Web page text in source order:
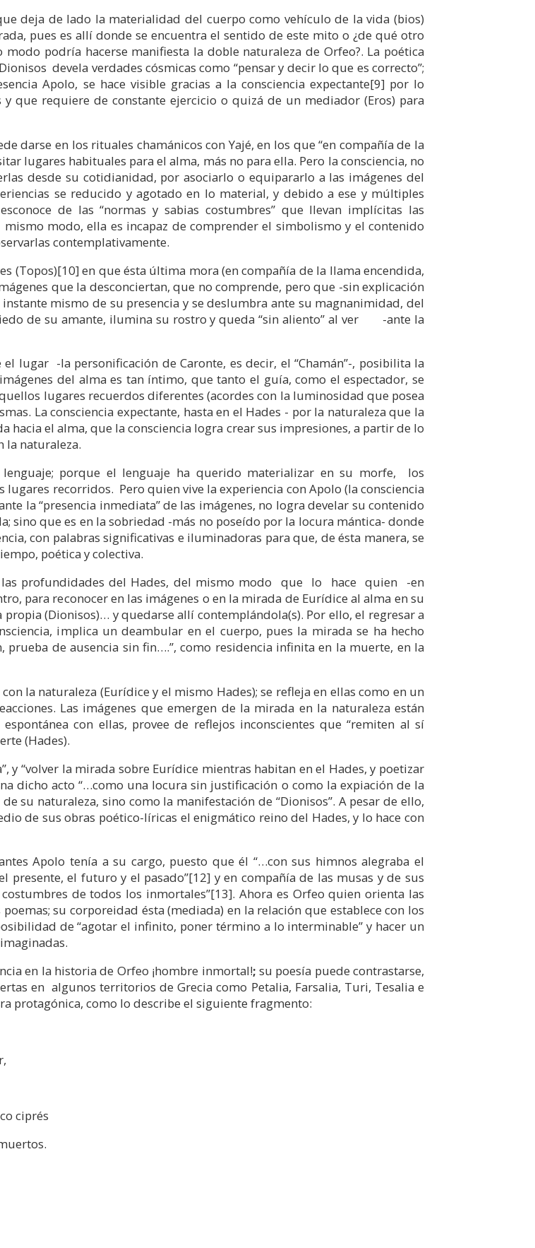
deja de lado la materialidad del cuerpo como vehículo de la vida (bios)
pues es allí donde se encuentra el sentido de este mito o ¿de qué otro
podría hacerse manifiesta la doble naturaleza de Orfeo?. La poética
devela verdades cósmicas como “pensar y decir lo que es correcto”;
Apolo, se hace visible gracias a la consciencia expectante[9] por lo
que requiere de constante ejercicio o quizá de un mediador (Eros) para
darse en los rituales chamánicos con Yajé, en los que “en compañía de la
lugares habituales para el alma, más no para ella. Pero la consciencia, no
desde su cotidianidad, por asociarlo o equipararlo a las imágenes del
se reducido y agotado en lo material, y debido a ese y múltiples
de las “normas y sabias costumbres” que llevan implícitas las
modo, ella es incapaz de comprender el simbolismo y el contenido
contemplativamente.
(Topos)[10] en que ésta última mora (en compañía de la llama encendida,
que la desconciertan, que no comprende, pero que -sin explicación
mismo de su presencia y se deslumbra ante su magnanimidad, del
de su amante, ilumina su rostro y queda “sin aliento” al ver -ante la
lugar -la personificación de Caronte, es decir, el “Chamán”-, posibilita la
del alma es tan íntimo, que tanto el guía, como el espectador, se
lugares recuerdos diferentes (acordes con la luminosidad que posea
La consciencia expectante, hasta en el Hades - por la naturaleza que la
hacia el alma, que la consciencia logra crear sus impresiones, a partir de lo
la naturaleza.
lenguaje; porque el lenguaje ha querido materializar en su morfe, los
recorridos. Pero quien vive la experiencia con Apolo (la consciencia
la “presencia inmediata” de las imágenes, no logra develar su contenido
sino que es en la sobriedad -más no poseído por la locura mántica- donde
con palabras significativas e iluminadoras para que, de ésta manera, se
poética y colectiva.
las profundidades del Hades, del mismo modo que lo hace quien -en
para reconocer en las imágenes o en la mirada de Eurídice al alma en su
(Dionisos)… y quedarse allí contemplándola(s). Por ello, el regresar a
implica un deambular en el cuerpo, pues la mirada se ha hecho
de ausencia sin fin….”, como residencia infinita en la muerte, en la
la naturaleza (Eurídice y el mismo Hades); se refleja en ellas como en un
Las imágenes que emergen de la mirada en la naturaleza están
con ellas, provee de reflejos inconscientes que “remiten al sí
(Hades).
y “volver la mirada sobre Eurídice mientras habitan en el Hades, y poetizar
dicho acto “…como una locura sin justificación o como la expiación de la
su naturaleza, sino como la manifestación de “Dionisos”. A pesar de ello,
de sus obras poético-líricas el enigmático reino del Hades, y lo hace con
Apolo tenía a su cargo, puesto que él “…con sus himnos alegraba el
presente, el futuro y el pasado”[12] y en compañía de las musas y de sus
de todos los inmortales”[13]. Ahora es Orfeo quien orienta las
su corporeidad ésta (mediada) en la relación que establece con los
de “agotar el infinito, poner término a lo interminable” y hacer un
e imaginadas.
en la historia de Orfeo ¡hombre inmortal!; su poesía puede contrastarse,
en algunos territorios de Grecia como Petalia, Farsalia, Turi, Tesalia e
protagónica, como lo describe el siguiente fragmento:
ciprés